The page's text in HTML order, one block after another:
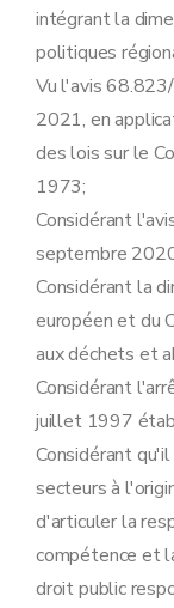
intégrant la
politiques
Vu l'avis
2021, en
des lois sur le
1973;
Considérant
septembre
Considérant la
européen et du
aux déchets et
Considérant
juillet 1997
Considérant
secteurs à
d'articuler la
compétence et
droit public